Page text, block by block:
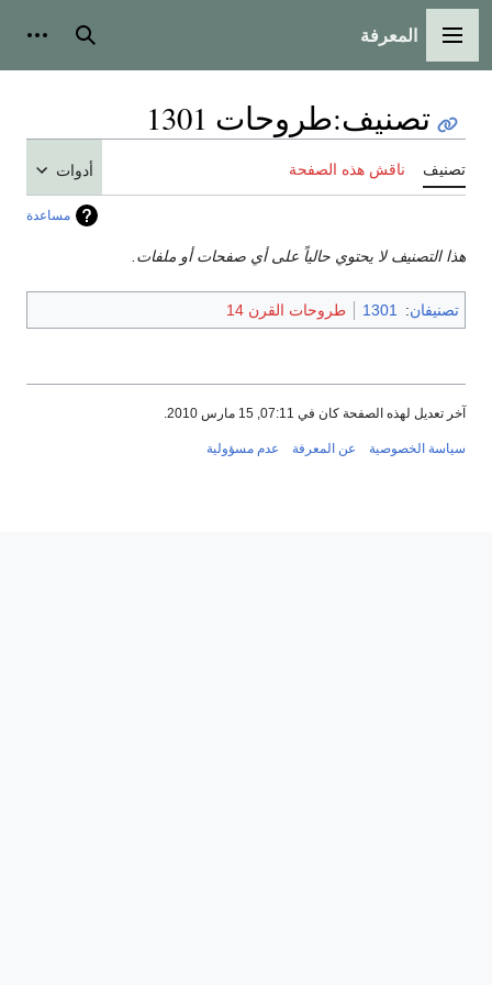
القائمة الرئيسية
المعرفة بحث
تصنيف:طروحات 1301
تصنيف ناقش هذه الصفحة أدوات
مساعدة
هذا التصنيف لا يحتوي حالياً على أي صفحات أو ملفات.
تصنيفان:
1301 طروحات القرن 14
آخر تعديل لهذه الصفحة كان في 07:11, 15 مارس 2010.
سياسة الخصوصية عن المعرفة عدم مسؤولية